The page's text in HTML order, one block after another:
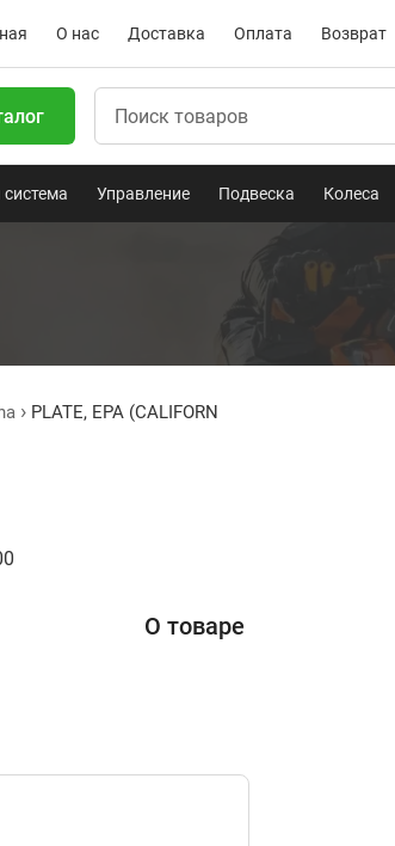
О нас Доставка Оплата Возврат
Управление Подвеска Колеса
PLATE, EPA (CALIFORN
О товаре